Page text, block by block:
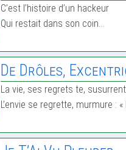
C’est l’histoire d’un hackeur
Qui restait dans son coin…
De Drôles,
La vie, ses regrets te,
L’envie se regrette, murmure :